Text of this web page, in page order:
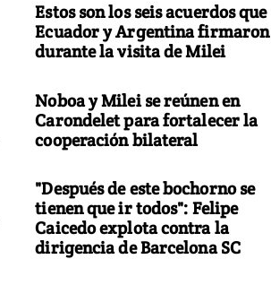
Estos son los seis acuerdos que
Ecuador y Argentina firmaron
durante la visita de Milei
Noboa y Milei se reúnen en
Carondelet para fortalecer la
cooperación bilateral
"Después de este bochorno se
tienen que ir todos": Felipe
Caicedo explota contra la
dirigencia de Barcelona SC